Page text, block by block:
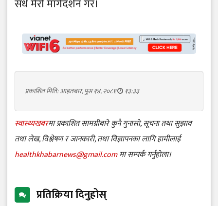
सधैं मेरो मार्गदर्शन गर।
प्रकाशित मिति: आइतबार, पुस १४, २०८१ १३:३३
स्वास्थ्यखबरमा प्रकाशित सामग्रीबारे कुनै गुनासो, सूचना तथा सुझाव
तथा लेख, विश्लेषण र जानकारी, तथा विज्ञापनका लागि हामीलाई
healthkhabarnews@gmail.comमा सम्पर्क गर्नुहोला।
प्रतिक्रिया दिनुहोस्